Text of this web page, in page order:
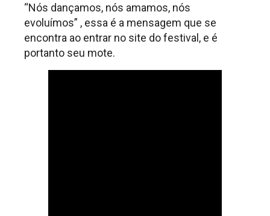
“Nós dançamos, nós amamos, nós
evoluímos” , essa é a mensagem que se
encontra ao entrar no site do festival, e é
portanto seu mote.